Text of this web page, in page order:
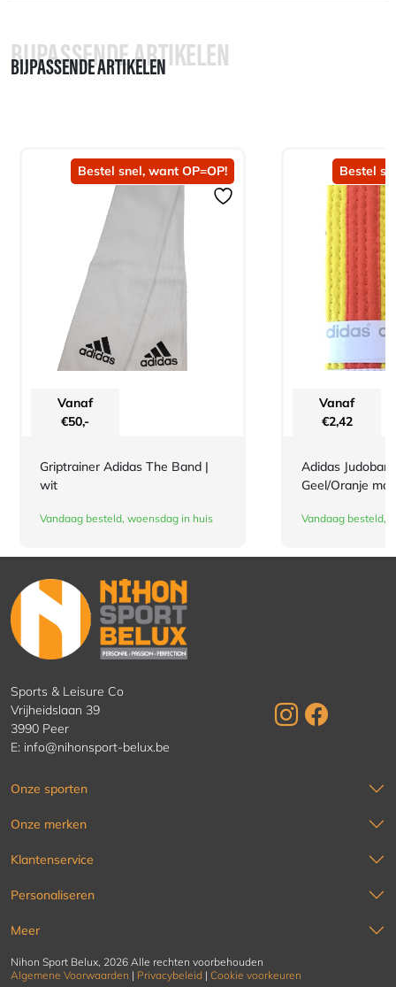
BIJPASSENDE ARTIKELEN
BIJPASSENDE ARTIKELEN
Bestel snel, want OP=OP!
Vanaf
€50,-
Griptrainer Adidas The Band |
wit
Vandaag besteld, woensdag in huis
Bestel
Vanaf
€2,42
Adidas
Geel/Oranje
Vandaag besteld,
Sports & Leisure Co
Vrijheidslaan 39
3990 Peer
E: info@nihonsport-belux.be
Onze sporten
Onze merken
Klantenservice
Personaliseren
Meer
Nihon Sport Belux, 2026 Alle rechten voorbehouden
Algemene Voorwaarden | Privacybeleid | Cookie voorkeuren